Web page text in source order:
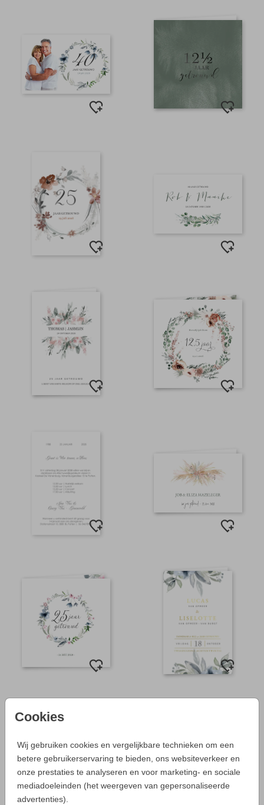
Cookies
Wij gebruiken cookies en vergelijkbare technieken om een
betere gebruikerservaring te bieden, ons websiteverkeer en
onze prestaties te analyseren en voor marketing- en sociale
mediadoeleinden (het weergeven van gepersonaliseerde
advertenties).